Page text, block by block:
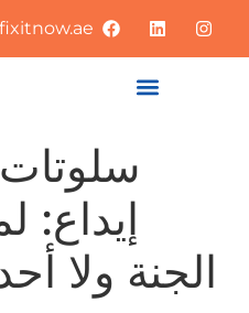
إيداع:
الجنة ولا